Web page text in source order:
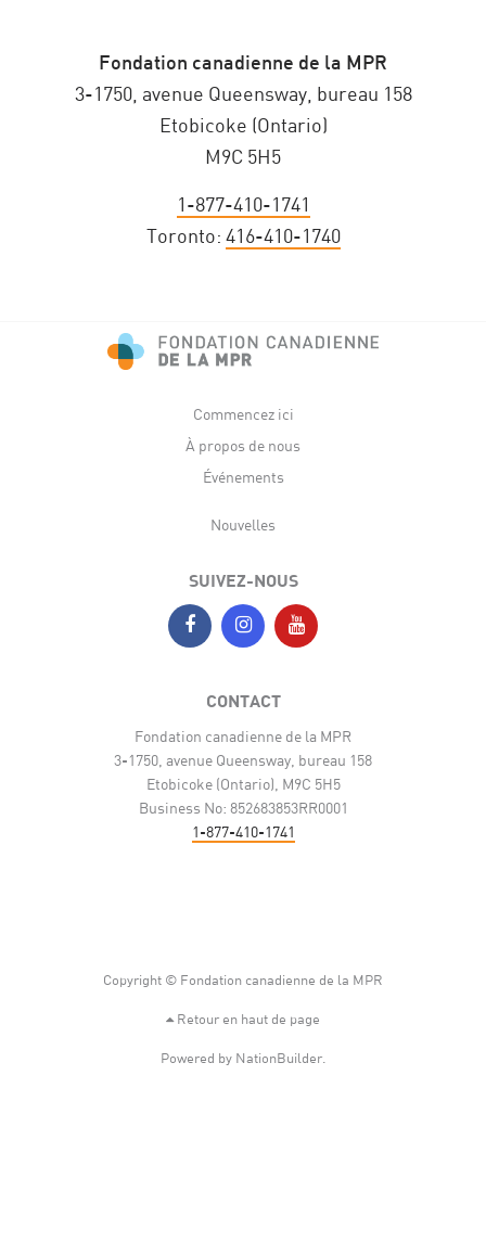
Fondation canadienne de la MPR
3-1750, avenue Queensway, bureau 158
Etobicoke (Ontario)
M9C 5H5
1-877-410-1741
Toronto: 416-410-1740
Commencez ici
À propos de nous
Événements
Nouvelles
SUIVEZ-NOUS
CONTACT
Fondation canadienne de la MPR
3-1750, avenue Queensway, bureau 158
Etobicoke (Ontario), M9C 5H5
Business No: 852683853RR0001
1-877-410-1741
Copyright © Fondation canadienne de la MPR
Retour en haut de page
Powered by NationBuilder.